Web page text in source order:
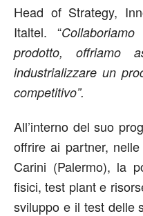
Head of Strategy,
Italtel. “
prodotto, offriamo
industrializzare un
competitivo”.
All’interno del suo
offrire ai partner,
Carini (Palermo), la
fisici, test plant e
sviluppo e il test delle